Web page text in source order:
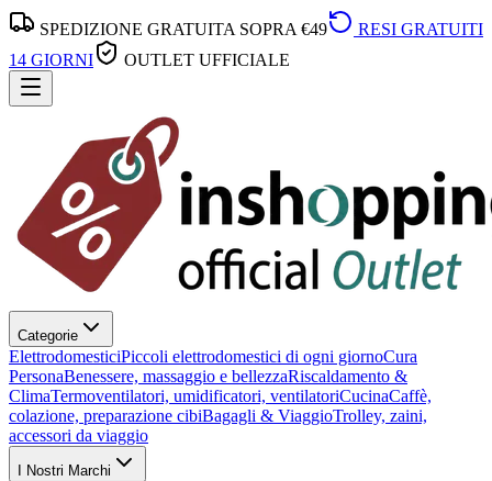
SPEDIZIONE GRATUITA SOPRA €49
RESI GRATUITI
14 GIORNI
OUTLET UFFICIALE
Categorie
ElettrodomesticiPiccoli elettrodomestici di ogni giornoCura
PersonaBenessere, massaggio e bellezzaRiscaldamento &
ClimaTermoventilatori, umidificatori, ventilatoriCucinaCaffè,
colazione, preparazione cibiBagagli & ViaggioTrolley, zaini,
accessori da viaggio
I Nostri Marchi